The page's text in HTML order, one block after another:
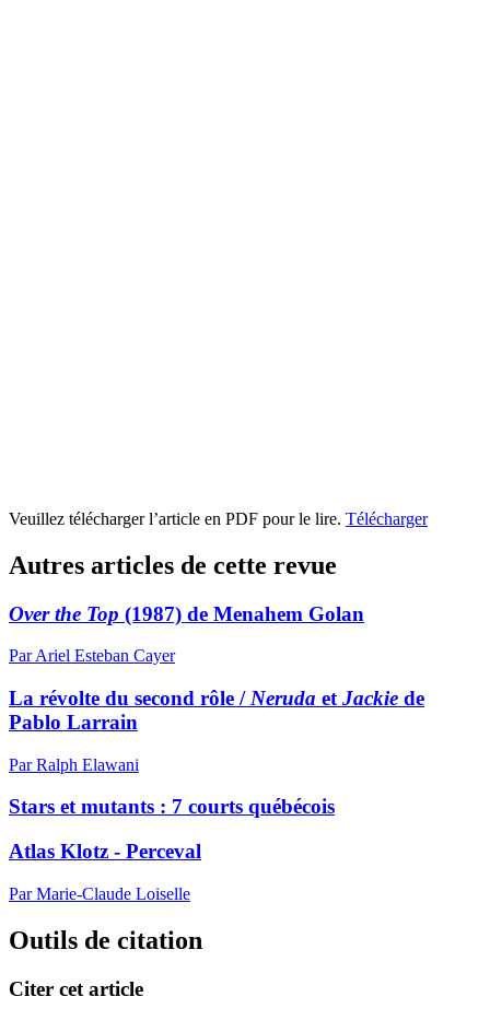
Veuillez télécharger l’article en PDF pour le lire. Télécharger
Autres articles de cette revue
Over the Top (1987) de Menahem Golan
Par Ariel Esteban Cayer
La révolte du second rôle / Neruda et Jackie de
Pablo Larrain
Par Ralph Elawani
Stars et mutants : 7 courts québécois
Atlas Klotz - Perceval
Par Marie-Claude Loiselle
Outils de citation
Citer cet article